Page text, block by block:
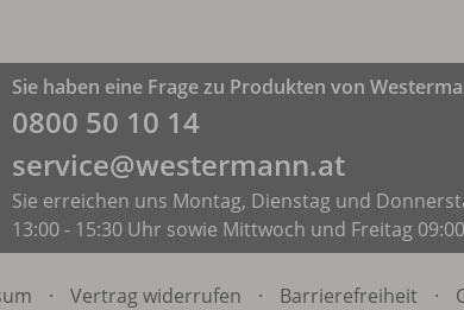
Sie haben eine Frage zu Produkten von
0800 50 10 14
service@westermann.at
Sie erreichen uns Montag, Dienstag und
13:00 - 15:30 Uhr sowie Mittwoch und Freitag
· Vertrag widerrufen · Barrierefreiheit ·